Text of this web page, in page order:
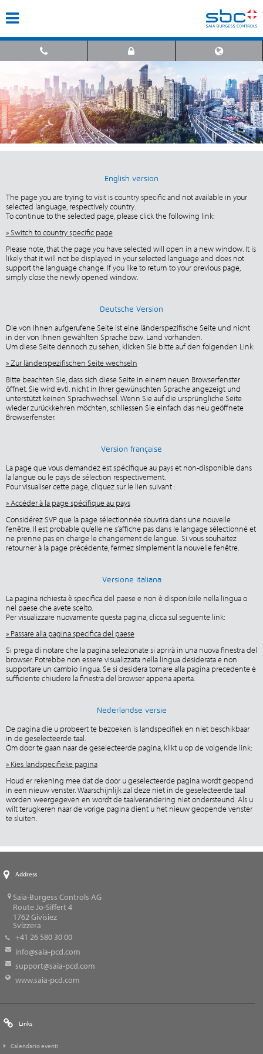
English version
The page you are trying to visit is country specific and not available in your
selected language, respectively country.
To continue to the selected page, please click the following link:
» Switch to country specific page
Please note, that the page you have selected will open in a new window. It is
likely that it will not be displayed in your selected language and does not
support the language change. If you like to return to your previous page,
simply close the newly opened window.
Deutsche Version
Die von Ihnen aufgerufene Seite ist eine länderspezifische Seite und nicht
in der von Ihnen gewählten Sprache bzw. Land vorhanden.
Um diese Seite dennoch zu sehen, klicken Sie bitte auf den folgenden Link:
» Zur länderspezifischen Seite wechseln
Bitte beachten Sie, dass sich diese Seite in einem neuen Browserfenster
öffnet. Sie wird evtl. nicht in Ihrer gewünschten Sprache angezeigt und
unterstützt keinen Sprachwechsel. Wenn Sie auf die ursprüngliche Seite
wieder zurückkehren möchten, schliessen Sie einfach das neu geöffnete
Browserfenster.
Version française
La page que vous demandez est spécifique au pays et non-disponible dans
la langue ou le pays de sélection respectivement.
Pour visualiser cette page, cliquez sur le lien suivant :
» Accéder à la page spécifique au pays
Considérez SVP que la page sélectionnée s’ouvrira dans une nouvelle
fenêtre. Il est probable qu’elle ne s’affiche pas dans le langage sélectionné et
ne prenne pas en charge le changement de langue. Si vous souhaitez
retourner à la page précédente, fermez simplement la nouvelle fenêtre.
Versione italiana
La pagina richiesta è specifica del paese e non è disponibile nella lingua o
nel paese che avete scelto.
Per visualizzare nuovamente questa pagina, clicca sul seguente link:
» Passare alla pagina specifica del paese
Si prega di notare che la pagina selezionate si aprirà in una nuova finestra del
browser. Potrebbe non essere visualizzata nella lingua desiderata e non
supportare un cambio lingua. Se si desidera tornare alla pagina precedente è
sufficiente chiudere la finestra del browser appena aperta.
Nederlandse versie
De pagina die u probeert te bezoeken is landspecifiek en niet beschikbaar
in de geselecteerde taal.
Om door te gaan naar de geselecteerde pagina, klikt u op de volgende link:
» Kies landspecifieke pagina
Houd er rekening mee dat de door u geselecteerde pagina wordt geopend
in een nieuw venster. Waarschijnlijk zal deze niet in de geselecteerde taal
worden weergegeven en wordt de taalverandering niet ondersteund. Als u
wilt terugkeren naar de vorige pagina dient u het nieuw geopende venster
te sluiten.
Address
Saia-Burgess Controls AG
Route Jo-Siffert 4
1762Givisiez
Svizzera
+41 26 580 30 00
info@saia-pcd.com
support@saia-pcd.com
www.saia-pcd.com
Links
Calendario eventi